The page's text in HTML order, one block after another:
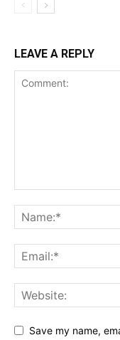
LEAVE A REPLY
Save my name,